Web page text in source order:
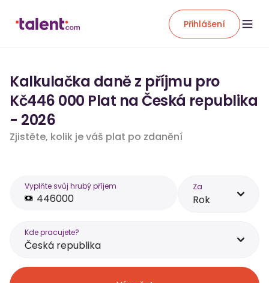
Přihlášení
Kalkulačka daně z příjmu pro
Kč446 000 Plat na Česká republika
- 2026
Zjistěte, kolik je váš plat po zdanění
Vyplňte svůj hrubý příjem Za
Rok
Kde pracujete?
Česká republika